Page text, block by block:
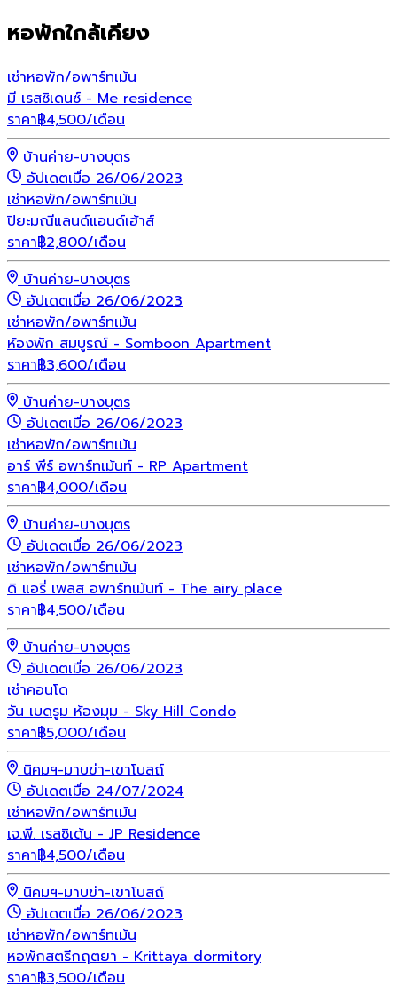
หอพักใกล้เคียง
เช่าหอพัก/อพาร์ทเม้น
มี เรสซิเดนซ์ - Me residence
ราคา฿4,500/เดือน
บ้านค่าย-บางบุตร
อัปเดตเมื่อ 26/06/2023
เช่าหอพัก/อพาร์ทเม้น
ปิยะมณีแลนด์แอนด์เฮ้าส์
ราคา฿2,800/เดือน
บ้านค่าย-บางบุตร
อัปเดตเมื่อ 26/06/2023
เช่าหอพัก/อพาร์ทเม้น
ห้องพัก สมบูรณ์ - Somboon Apartment
ราคา฿3,600/เดือน
บ้านค่าย-บางบุตร
อัปเดตเมื่อ 26/06/2023
เช่าหอพัก/อพาร์ทเม้น
อาร์ พีร์ อพาร์ทเม้นท์ - RP Apartment
ราคา฿4,000/เดือน
บ้านค่าย-บางบุตร
อัปเดตเมื่อ 26/06/2023
เช่าหอพัก/อพาร์ทเม้น
ดิ แอรี่ เพลส อพาร์ทเม้นท์ - The airy place
ราคา฿4,500/เดือน
บ้านค่าย-บางบุตร
อัปเดตเมื่อ 26/06/2023
เช่าคอนโด
วัน เบดรูม ห้องมุม - Sky Hill Condo
ราคา฿5,000/เดือน
นิคมฯ-มาบข่า-เขาโบสถ์
อัปเดตเมื่อ 24/07/2024
เช่าหอพัก/อพาร์ทเม้น
เจ.พี. เรสซิเด้น - JP Residence
ราคา฿4,500/เดือน
นิคมฯ-มาบข่า-เขาโบสถ์
อัปเดตเมื่อ 26/06/2023
เช่าหอพัก/อพาร์ทเม้น
หอพักสตรีกฤตยา - Krittaya dormitory
ราคา฿3,500/เดือน